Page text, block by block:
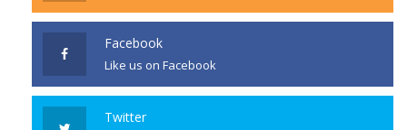
Facebook
Like us on Facebook
Twitter